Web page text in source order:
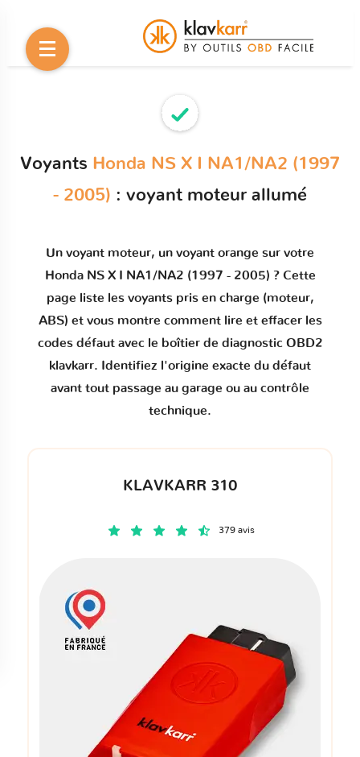
Voyants Honda NS X I NA1/NA2 (1997
- 2005) : voyant moteur allumé
Un voyant moteur, un voyant orange sur votre
Honda NS X I NA1/NA2 (1997 - 2005) ? Cette
page liste les voyants pris en charge (moteur,
ABS) et vous montre comment lire et effacer les
codes défautavec le boîtier de diagnostic OBD2
klavkarr. Identifiez l'origine exacte du défaut
avant tout passage au garage ou au contrôle
technique.
KLAVKARR 310
379 avis